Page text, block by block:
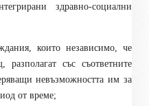
здравно-социални
които независимо, че
със съответните
невъзможността им за
от време;